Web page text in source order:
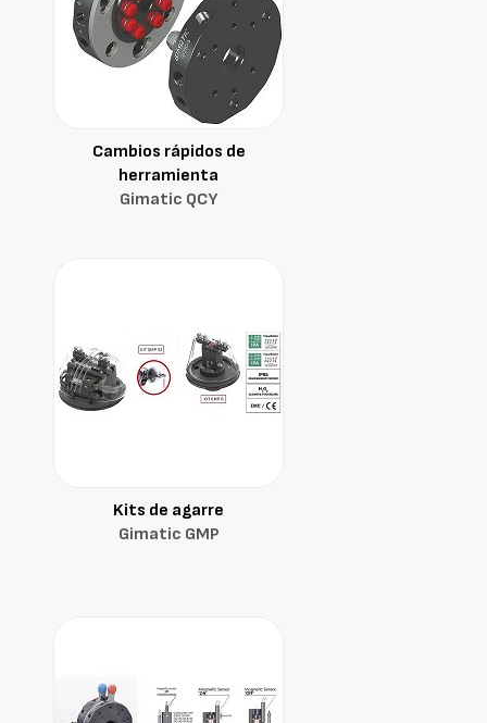
Cambios rápidos de
herramienta
Gimatic QCY
Kits de agarre
Gimatic GMP